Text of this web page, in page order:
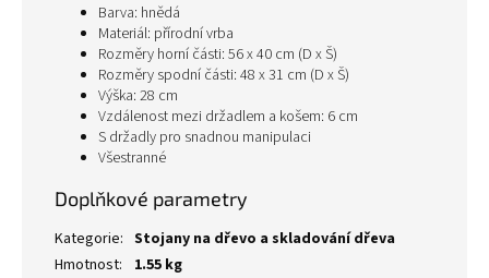
Barva: hnědá
Materiál: přírodní vrba
Rozměry horní části: 56 x 40 cm (D x Š)
Rozměry spodní části: 48 x 31 cm (D x Š)
Výška: 28 cm
Vzdálenost mezi držadlem a košem: 6 cm
S držadly pro snadnou manipulaci
Všestranné
Doplňkové parametry
Kategorie: Stojany na dřevo a skladování dřeva
Hmotnost:
1.55 kg